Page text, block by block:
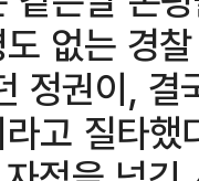
없는 경
정권이,
고 질타